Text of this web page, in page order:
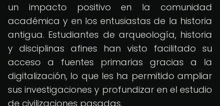
un impacto positivo en la comunidad
académica y en los entusiastas de la historia
antigua. Estudiantes de arqueología, historia
y disciplinas afines han visto facilitado su
acceso a fuentes primarias gracias a la
digitalización, lo que les ha permitido ampliar
sus investigaciones y profundizar en el estudio
de civilizaciones pasadas.